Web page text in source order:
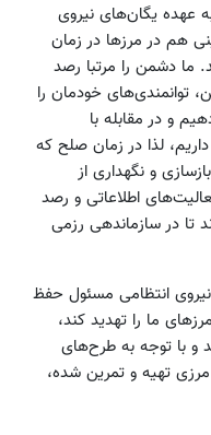
عهده یگان‌های نیروی
هم در مرزها در زمان
ما دشمن را مرتبا رصد
توانمندی‌های خودمان را
و در مقابله با
لذا در زمان صلح که
و نگهداری از
اطلاعاتی و رصد
تا در سازماندهی رزمی
انتظامی مسئول حفظ
ما را تهدید کند،
و با توجه به طرح‌های
تهیه و تمرین شده،